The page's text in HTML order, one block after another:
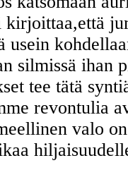
kirjoittaa,että
usein
silmissä ihan
tee tätä
revontulia
valo